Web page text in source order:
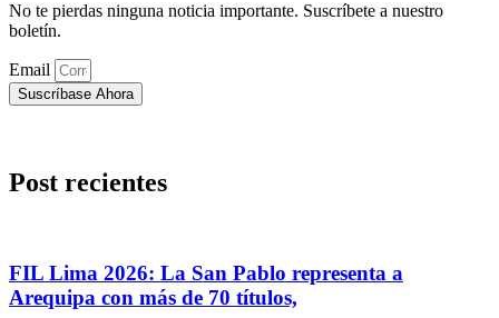
No te pierdas ninguna noticia importante. Suscríbete a nuestro
boletín.
Email
Suscríbase Ahora
Post recientes
FIL Lima 2026: La San Pablo representa a
Arequipa con más de 70 títulos,